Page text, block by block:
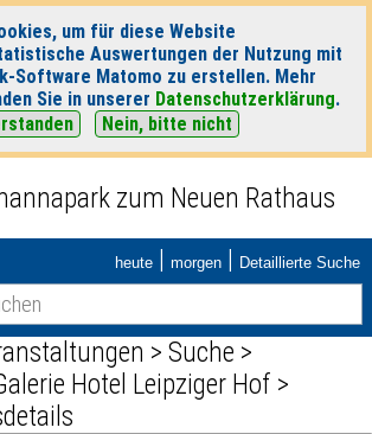
um für diese Website
Auswertungen der Nutzung mit
Software Matomo zu erstellen. Mehr
Sie in unserer Datenschutzerklärung.
Nein, bitte nicht
heute | morgen | Detaillierte Suche
> Suche >
Hotel Leipziger Hof >